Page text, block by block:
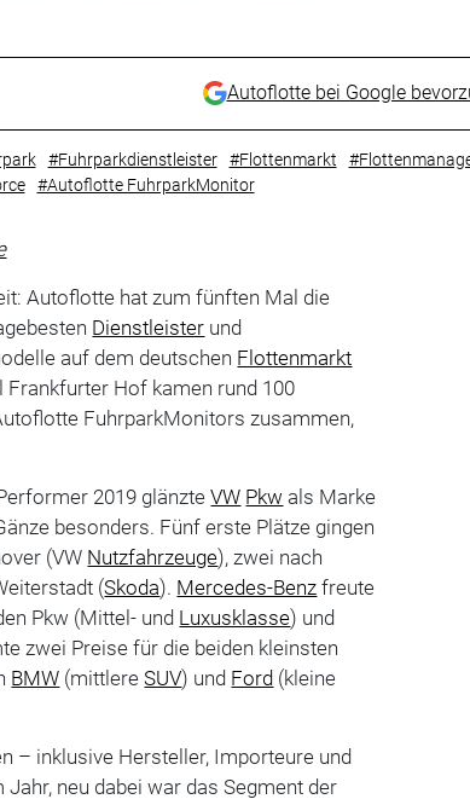
Autoflotte bei Google
#Fuhrparkdienstleister #Flottenmarkt
#Autoflotte FuhrparkMonitor
Autoflotte hat zum fünften Mal die
Dienstleister und
auf dem deutschen Flottenmarkt
Hof kamen rund 100
FuhrparkMonitors zusammen,
2019 glänzteVW Pkw als Marke
besonders. Fünf erste Plätze gingen
(VW Nutzfahrzeuge), zwei nach
(Skoda). Mercedes-Benz freute
Pkw (Mittel- und Luxusklasse) und
zwei Preise für die beiden kleinsten
BMW (mittlereSUV) und Ford (kleine
– inklusive Hersteller, Importeure und
neu dabei war das Segment der